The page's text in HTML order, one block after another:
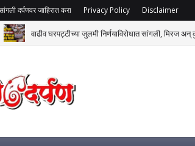
दर्पणवर जाहिरात करा Privacy Policy Disclaimer
वाढीव घरपट्टीच्या जुलमी निर्णयाविरोधात सांगली, मिरज